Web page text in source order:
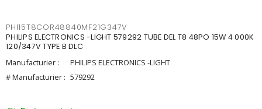
PHI15T8COR48840MF21G347V
PHILIPS ELECTRONICS -LIGHT 579292 TUBE DEL T8 48PO 15W 4 000K
120/347V TYPE B DLC
Manufacturier :
PHILIPS ELECTRONICS -LIGHT
# Manufacturier : 579292